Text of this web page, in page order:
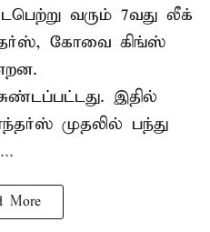
வரும் 7வது லீக்
கோவை கிங்ஸ்
இதில்
முதலில் பந்து
More